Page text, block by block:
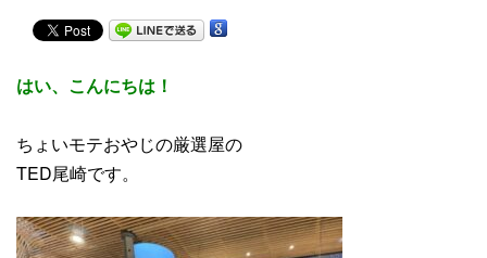
はい、こんにちは！
ちょいモテおやじの厳選屋の
TED尾崎です。